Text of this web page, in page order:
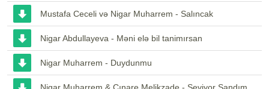
Mustafa Ceceli və Nigar Muharrem - Salıncak
Nigar Abdullayeva - Məni elə bil tanimırsan
Nigar Muharrem - Duydunmu